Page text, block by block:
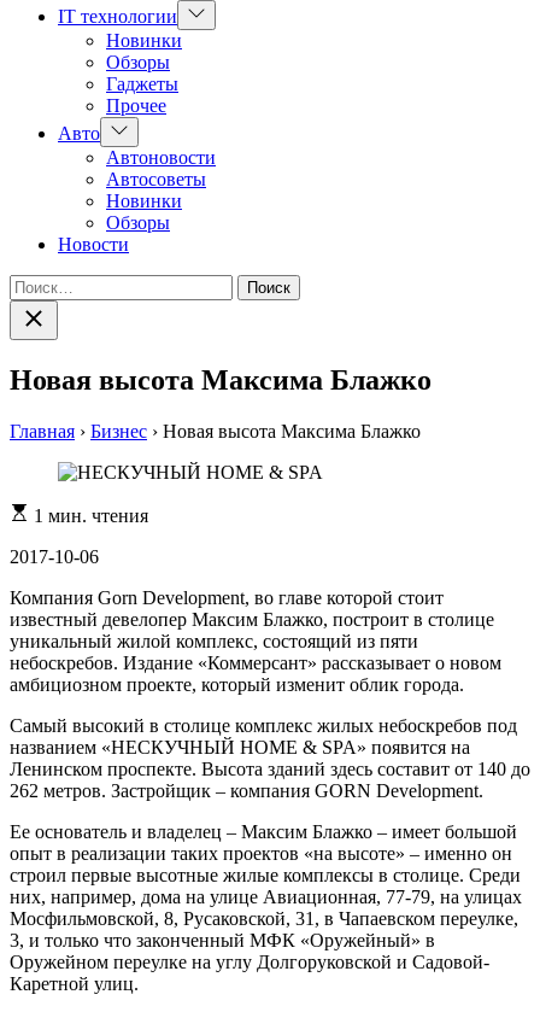
IT технологии
Показать
подменю
Новинки
Обзоры
Гаджеты
Прочее
Авто Показать
подменю
Автоновости
Автосоветы
Новинки
Обзоры
Новости
Найти:
Закрыть
поиск
Новая высота Максима Блажко
Главная › Бизнес › Новая высота Максима Блажко
Расчетное
чтения
1 мин. чтения
2017-10-06
Компания Gorn Development, во главе которой стоит
известный девелопер Максим Блажко, построит в столице
уникальный жилой комплекс, состоящий из пяти
небоскребов. Издание «Коммерсант» рассказывает о новом
амбициозном проекте, который изменит облик города.
Самый высокий в столице комплекс жилых небоскребов под
названием «НЕСКУЧНЫЙ HOME & SPA» появится на
Ленинском проспекте. Высота зданий здесь составит от 140 до
262 метров. Застройщик – компания GORN Development.
Ее основатель и владелец – Максим Блажко – имеет большой
опыт в реализации таких проектов «на высоте» – именно он
строил первые высотные жилые комплексы в столице. Среди
них, например, дома на улице Авиационная, 77-79, на улицах
Мосфильмовской, 8, Русаковской, 31, в Чапаевском переулке,
3, и только что законченный МФК «Оружейный» в
Оружейном переулке на углу Долгоруковской и Садовой-
Каретной улиц.